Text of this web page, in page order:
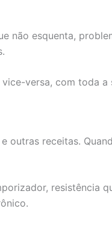
não esquenta,
vice-versa, com toda a
outras receitas.
resistência